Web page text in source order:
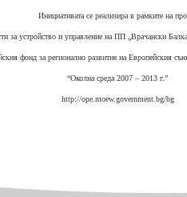
Инициативата се реализира в рамките на
за устройство и управление на ПП „Врачански
фонд за регионално развитие на Европейския
“Околна среда 2007 – 2013 г.”
http://ope.moew.government.bg/bg